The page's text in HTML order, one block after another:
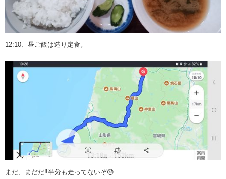
12:10、昼ご飯は造り定食。
まだ、まだだ‼️半分も走ってないぞ😓